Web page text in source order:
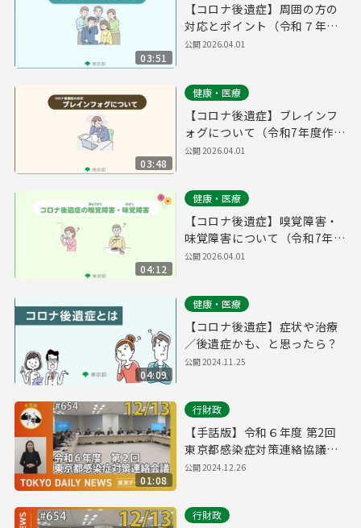
03:51
【コロナ後遺症】周囲の方の
対応とポイント（令和７年度
作成）
公開2026.04.01
03:48
健康・医療
【コロナ後遺症】ブレインフ
ォグについて（令和7年度作
成）
公開2026.04.01
04:12
健康・医療
【コロナ後遺症】嗅覚障害・
味覚障害について（令和7年度
作成）
公開2026.04.01
04:09
健康・医療
【コロナ後遺症】症状や治療
／後遺症かも、と思ったら？
公開2024.11.25
01:08
行財政
【手話版】令和６年度 第2回
東京都感染症対策連絡協議会
（令和6年12月13日 東京デイ
公開2024.12.26
行財政